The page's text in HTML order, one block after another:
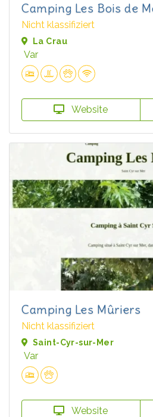
Camping Les Bois de
Nicht klassifiziert
La Crau
Var
Website
Camping Les Mûriers
Nicht klassifiziert
Saint-Cyr-sur-Mer
Var
Website